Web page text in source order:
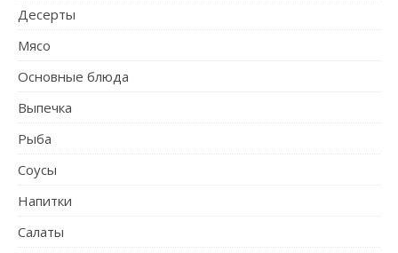
Десерты
Мясо
Основные блюда
Выпечка
Рыба
Соусы
Напитки
Салаты